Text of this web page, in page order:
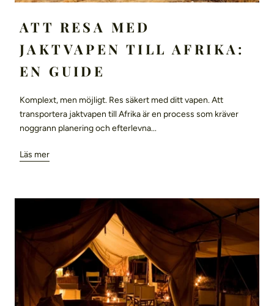
ATT RESA MED
JAKTVAPEN TILL AFRIKA:
EN GUIDE
Komplext, men möjligt. Res säkert med ditt vapen. Att
transportera jaktvapen till Afrika är en process som kräver
noggrann planering och efterlevna...
Läs mer